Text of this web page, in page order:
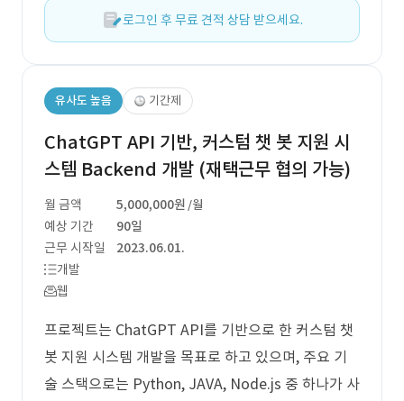
로그인 후 무료 견적 상담 받으세요.
유사도 높음 기간제
ChatGPT API 기반, 커스텀 챗 봇 지원 시
스템 Backend 개발 (재택근무 협의 가능)
월 금액 5,000,000원 /월
예상 기간
90일
근무 시작일
2023.06.01.
개발
웹
프로젝트는 ChatGPT API를 기반으로 한 커스텀 챗
봇 지원 시스템 개발을 목표로 하고 있으며, 주요 기
술 스택으로는 Python, JAVA, Node.js 중 하나가 사